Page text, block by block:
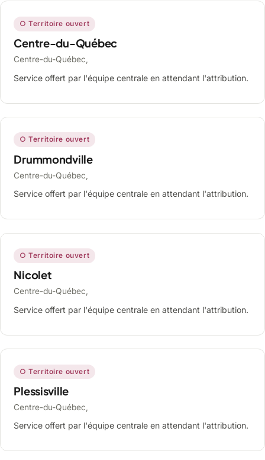
○ Territoire ouvert
Centre-du-Québec
Centre-du-Québec,
Service offert par l'équipe centrale en attendant l'attribution.
○ Territoire ouvert
Drummondville
Centre-du-Québec,
Service offert par l'équipe centrale en attendant l'attribution.
○ Territoire ouvert
Nicolet
Centre-du-Québec,
Service offert par l'équipe centrale en attendant l'attribution.
○ Territoire ouvert
Plessisville
Centre-du-Québec,
Service offert par l'équipe centrale en attendant l'attribution.